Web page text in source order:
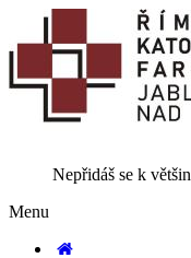
Nepřidáš se k
Menu